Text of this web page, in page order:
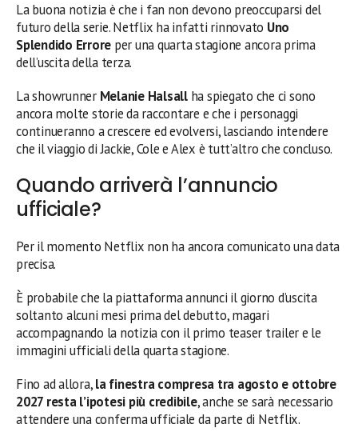
La buona notizia è che i fan non devono preoccuparsi del
futuro della serie. Netflix ha infatti rinnovato Uno
Splendido Errore per una quarta stagione ancora prima
dell’uscita della terza.
La showrunner Melanie Halsallha spiegato che ci sono
ancora molte storie da raccontare e che i personaggi
continueranno a crescere ed evolversi, lasciando intendere
che il viaggio di Jackie, Cole e Alex è tutt’altro che concluso.
Quando arriverà l’annuncio
ufficiale?
Per il momento Netflix non ha ancora comunicato una data
precisa.
È probabile che la piattaforma annunci il giorno d’uscita
soltanto alcuni mesi prima del debutto, magari
accompagnando la notizia con il primo teaser trailer e le
immagini ufficiali della quarta stagione.
Fino ad allora,la finestra compresa tra agosto e ottobre
2027 resta l’ipotesi più credibile, anche se sarà necessario
attendere una conferma ufficiale da parte di Netflix.